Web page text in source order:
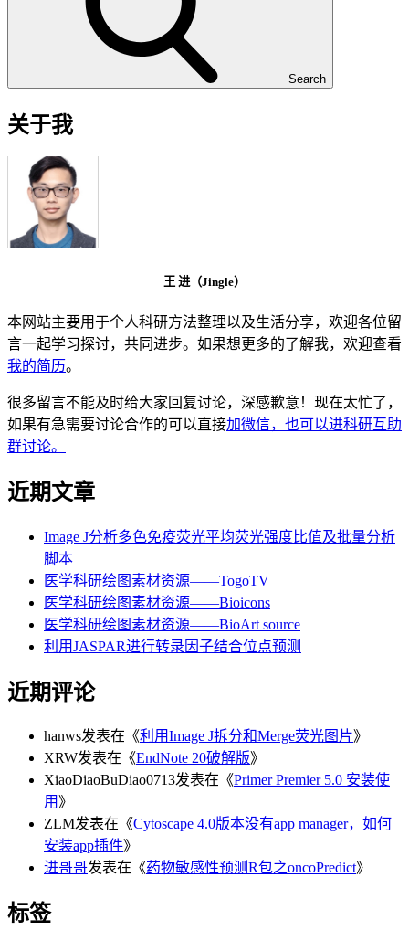
Search
关于我
王 进（Jingle）
本网站主要用于个人科研方法整理以及生活分享，欢迎各位留
言一起学习探讨，共同进步。如果想更多的了解我，欢迎查看
我的简历。
很多留言不能及时给大家回复讨论，深感歉意！现在太忙了，
如果有急需要讨论合作的可以直接加微信，也可以进科研互助
群讨论。
近期文章
Image J分析多色免疫荧光平均荧光强度比值及批量分析
脚本
医学科研绘图素材资源——TogoTV
医学科研绘图素材资源——Bioicons
医学科研绘图素材资源——BioArt source
利用JASPAR进行转录因子结合位点预测
近期评论
hanws发表在《利用Image J拆分和Merge荧光图片》
XRW发表在《EndNote 20破解版》
XiaoDiaoBuDiao0713发表在《Primer Premier 5.0 安装使
用 》
ZLM发表在《Cytoscape 4.0版本没有app manager，如何
安装app插件》
进哥哥发表在《药物敏感性预测R包之oncoPredict》
标签